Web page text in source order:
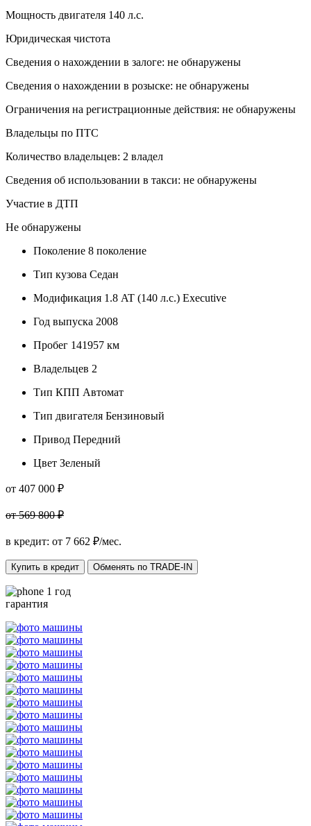
Мощность двигателя 140 л.с.
Юридическая чистота
Сведения о нахождении в залоге: не обнаружены
Сведения о нахождении в розыске: не обнаружены
Ограничения на регистрационные действия: не обнаружены
Владельцы по ПТС
Количество владельцев: 2 владел
Сведения об использовании в такси: не обнаружены
Участие в ДТП
Не обнаружены
Поколение 8 поколение
Тип кузова Седан
Модификация 1.8 AT (140 л.с.) Executive
Год выпуска 2008
Пробег 141957 км
Владельцев 2
Тип КПП Автомат
Тип двигателя Бензиновый
Привод Передний
Цвет Зеленый
от 407 000 ₽
от 569 800 ₽
в кредит: от 7 662 ₽/мес.
Купить в кредит Обменять по TRADE-IN
1 год
гарантия